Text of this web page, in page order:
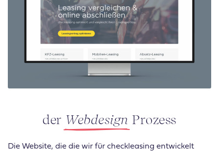
der Webdesign Prozess
Die Website, die die wir für checkleasing entwickelt